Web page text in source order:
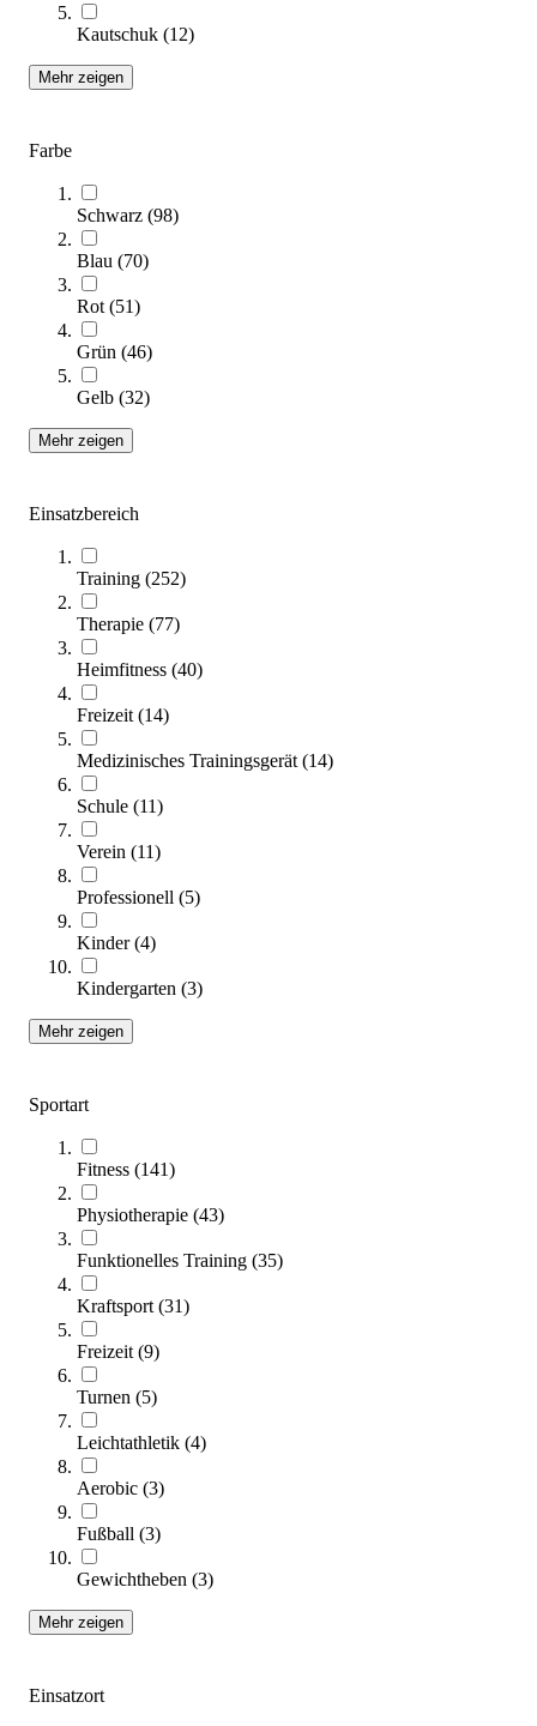
Kautschuk (12)
Mehr zeigen
Farbe
Schwarz (98)
Blau (70)
Rot (51)
Grün (46)
Gelb (32)
Mehr zeigen
Einsatzbereich
Training (252)
Therapie (77)
Heimfitness (40)
Freizeit (14)
Medizinisches Trainingsgerät (14)
Schule (11)
Verein (11)
Professionell (5)
Kinder(4)
Kindergarten (3)
Mehr zeigen
Sportart
Fitness (141)
Physiotherapie (43)
Funktionelles Training (35)
Kraftsport (31)
Freizeit (9)
Turnen (5)
Leichtathletik (4)
Aerobic (3)
Fußball (3)
Gewichtheben (3)
Mehr zeigen
Einsatzort
479,00 €
Zum Produkt
Sofort lieferbar
Magnesia-Behälter Kunststoff
169,95 €
Zum Produkt
Sofort lieferbar
tanga sports® BodyTraining SET
169,00 €
Zum Produkt
Sofort lieferbar
tanga sports® Soft-Plyobox 3 in 1
239,00 €
Zum Produkt
Sofort lieferbar
Reebok® STEP
114,95 €
Sofort lieferbar